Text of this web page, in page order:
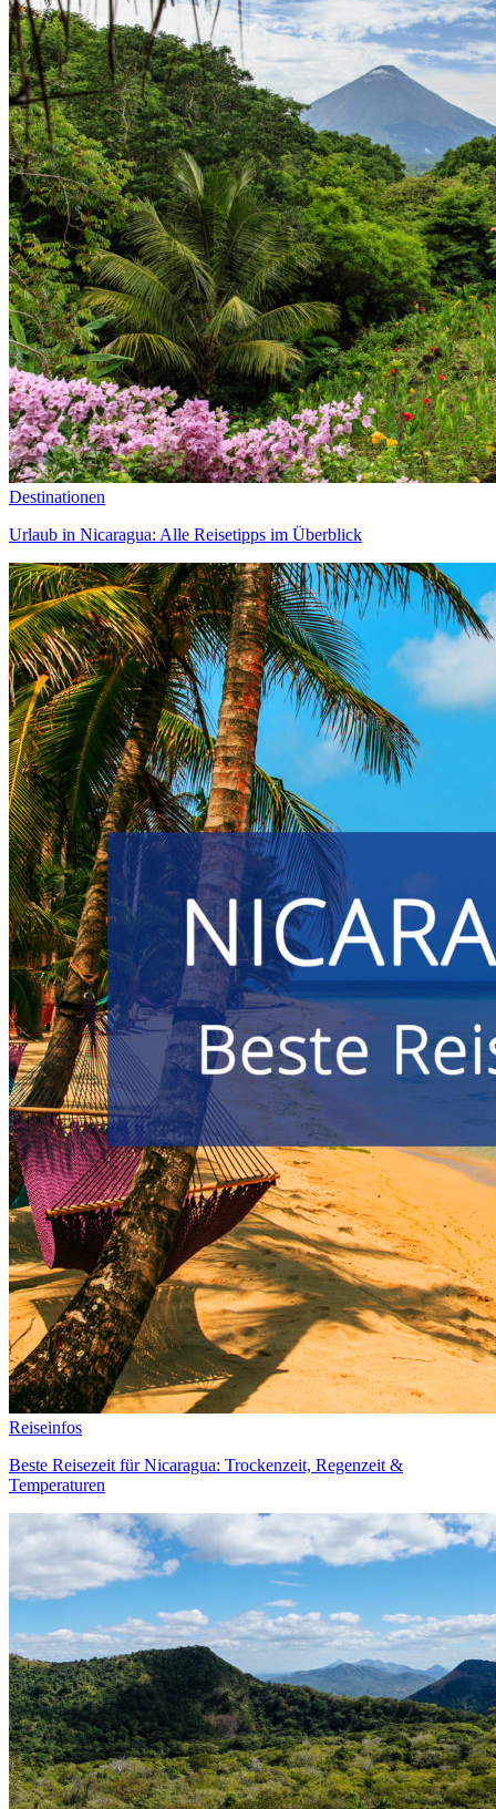
Destinationen
Urlaub in Nicaragua: Alle Reisetipps im Überblick
Reiseinfos
Beste Reisezeit für Nicaragua: Trockenzeit, Regenzeit &
Temperaturen